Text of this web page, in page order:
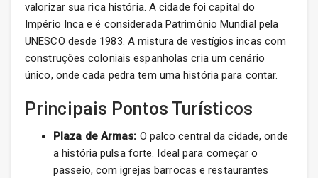
valorizar sua rica história. A cidade foi capital do
Império Inca e é considerada Patrimônio Mundial pela
UNESCO desde 1983. A mistura de vestígios incas com
construções coloniais espanholas cria um cenário
único, onde cada pedra tem uma história para contar.
Principais Pontos Turísticos
Plaza de Armas: O palco central da cidade, onde
a história pulsa forte. Ideal para começar o
passeio, com igrejas barrocas e restaurantes